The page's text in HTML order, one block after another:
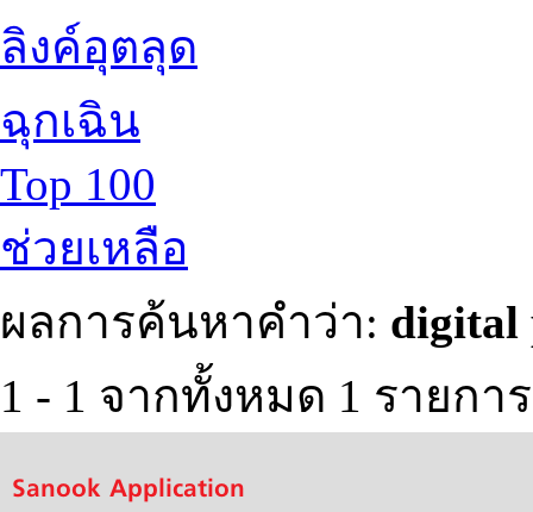
ลิงค์อุตลุด
ฉุกเฉิน
Top 100
ช่วยเหลือ
ผลการค้นหาคำว่า: digital
1 - 1 จากทั้งหมด 1 รายกา
Sanook Application